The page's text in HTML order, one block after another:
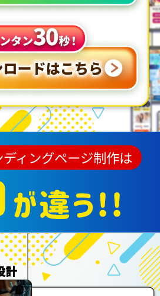
ィングページ制作は